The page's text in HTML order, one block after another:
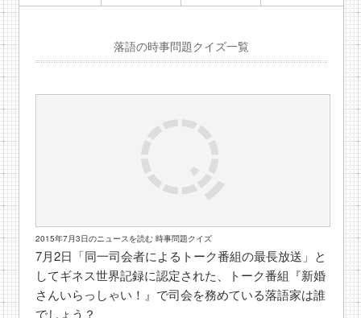
落語の時事問題クイズ一覧
2015年7月3日のニュースを読む 時事問題クイズ
7月2日「同一司会者によるトーク番組の最長放送」と
してギネス世界記録に認定された、トーク番組『新婚
さんいらっしゃい！』で司会を務めている落語家は誰
でしょう？